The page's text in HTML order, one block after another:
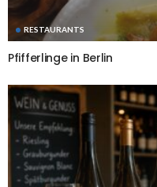
RESTAURANTS
Pfifferlinge in Berlin